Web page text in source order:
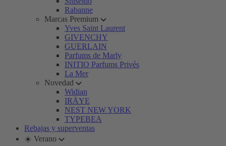
Rabanne
Marcas Premium
Yves Saint Laurent
GIVENCHY
GUERLAIN
Parfums de Marly
INITIO Parfums Privés
La Mer
Novedad
Widian
IRÄYE
NEST NEW YORK
TYPEBEA
Rebajas y superventas
☀️ Verano